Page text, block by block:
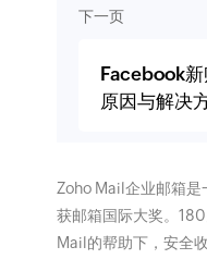
下一页
Facebook
原因与解决
Zoho Mail企业邮箱是
获邮箱国际大奖。
Mail的帮助下，安全